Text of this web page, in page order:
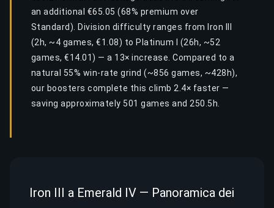
an additional €65.05 (68% premium over
Standard). Division difficulty ranges from Iron III
(2h, ~4 games, €1.08) to Platinum I (26h, ~52
games, €14.01) — a 13× increase. Compared to a
natural 55% win-rate grind (~856 games, ~428h),
our boosters complete this climb 2.4× faster —
saving approximately 501 games and 250.5h.
Iron III a Emerald IV — Panoramica dei